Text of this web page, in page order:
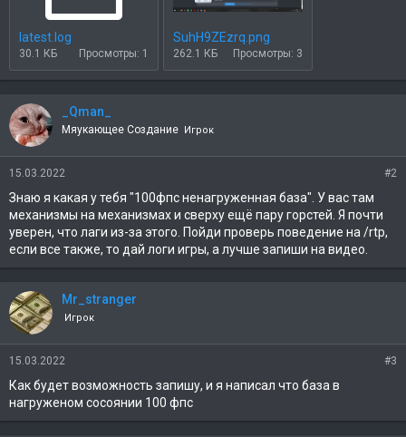
latest.log
30.1 КБ Просмотры: 1
SuhH9ZEzrq.png
262.1 КБ Просмотры: 3
_Qman_
Мяукающее Создание Игрок
15.03.2022 #2
Знаю я какая у тебя "100фпс ненагруженная база". У вас там
механизмы на механизмах и сверху ещё пару горстей. Я почти
уверен, что лаги из-за этого. Пойди проверь поведение на /rtp,
если все также, то дай логи игры, а лучше запиши на видео.
Mr_stranger
Игрок
15.03.2022 #3
Как будет возможность запишу, и я написал что база в
нагруженом сосоянии 100 фпс